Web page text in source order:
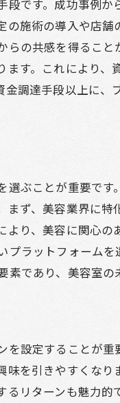
ェクト
案
イデア
ェクト
を伝える方法
トする重要性
ーケティング戦略
略
方法
です。成功事例
施術の導入や店
の共感を得るこ
す。これにより
調達手段以上に、
ぶことが重要です
ず、美容業界に
り、美容に関心
ラットフォーム
であり、美容室の
設定することが
を引きやすくな
リターンも魅力